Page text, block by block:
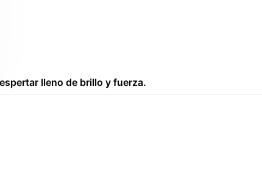
lleno de brillo y fuerza.